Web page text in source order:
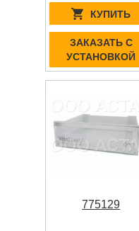
КУПИТЬ
ЗАКАЗАТЬ С
УСТАНОВКОЙ
775129